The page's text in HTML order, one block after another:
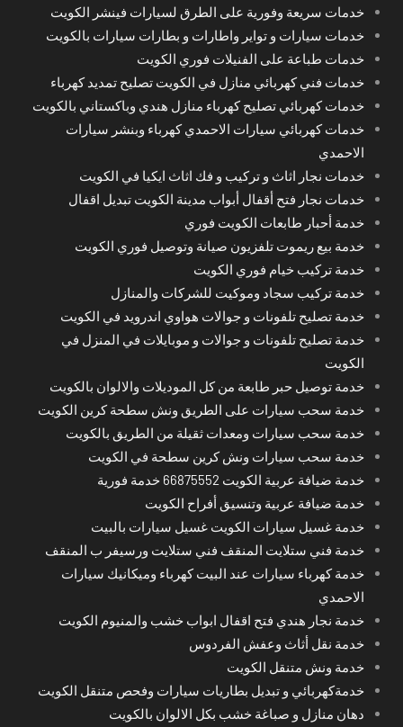
خدمات سريعة وفورية على الطرق لسيارات فينشر الكويت
خدمات سيارات و تواير واطارات و بطارات سيارات بالكويت
خدمات طباعة على الفنيلات فوري الكويت
خدمات فني كهربائي منازل في الكويت تصليح تمديد كهرباء
خدمات كهربائي تصليح كهرباء منازل هندي وباكستاني بالكويت
خدمات كهربائي سيارات الاحمدي كهرباء وبنشر سيارات
الاحمدي
خدمات نجار اثاث و تركيب و فك اثاث ايكيا في الكويت
خدمات نجار فتح أقفال أبواب مدينة الكويت تبديل اقفال
خدمة أحبار طابعات الكويت فوري
خدمة بيع ريموت تلفزيون صيانة وتوصيل فوري الكويت
خدمة تركيب خيام فوري الكويت
خدمة تركيب سجاد وموكيت للشركات والمنازل
خدمة تصليح تلفونات و جوالات هواوي اندرويد في الكويت
خدمة تصليح تلفونات و جوالات و موبايلات في المنزل في
الكويت
خدمة توصيل حبر طابعة من كل الموديلات والالوان بالكويت
خدمة سحب سيارات على الطريق ونش سطحة كرين الكويت
خدمة سحب سيارات ومعدات ثقيلة من الطريق بالكويت
خدمة سحب سيارات ونش كرين سطحة في الكويت
خدمة ضيافة عربية الكويت 66875552 خدمة فورية
خدمة ضيافة عربية وتنسيق أفراح الكويت
خدمة غسيل سيارات الكويت غسيل سيارات بالبيت
خدمة فني ستلايت المنقف فني ستلايت ورسيفر ب المنقف
خدمة كهرباء سيارات عند البيت كهرباء وميكانيك سيارات
الاحمدي
خدمة نجار هندي فتح اقفال ابواب خشب والمنيوم الكويت
خدمة نقل أثاث وعفش الفردوس
خدمة ونش متنقل الكويت
خدمةكهربائي و تبديل بطاريات سيارات وفحص متنقل الكويت
دهان منازل و صباغة خشب بكل الالوان بالكويت